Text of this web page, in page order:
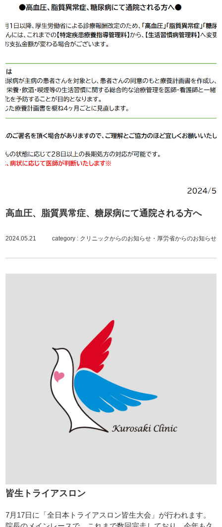
高血圧、脂質異常症、糖尿病にて通院される方へ
2024.05.21 category : クリニックからのお知らせ・ 厚労省からのお知らせ
皆生トライアスロン
7月17日に「全日本トライアスロン皆生大会」が行われます。